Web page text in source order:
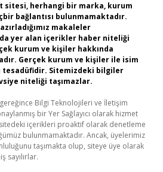
sitesi, herhangi bir marka, kurum
bağlantısı bulunmamaktadır.
makaleler
yer alan içerikler haber niteliği
kurum ve kişiler hakkında
Gerçek kurum ve kişiler ile isim
Sitemizdeki bilgiler
niteliği taşımazlar.
gereğince Bilgi Teknolojileri ve İletişim
bir Yer Sağlayıcı olarak hizmet
içerikleri proaktif olarak denetleme
bulunmamaktadır. Ancak, üyelerimiz
taşımakta olup, siteye üye olarak
sayılırlar.